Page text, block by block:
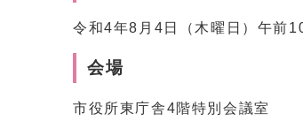
令和4年8月4日（木曜日）午前
会場
市役所東庁舎4階特別会議室